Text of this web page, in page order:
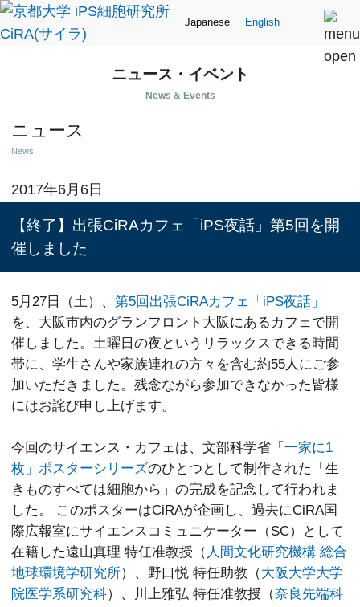
Japanese English
ニュース・イベント
News & Events
ニュース
News
2017年6月6日
【終了】出張CiRAカフェ「iPS夜話」第5回を開
催しました
5月27日（土）、第5回出張CiRAカフェ「iPS夜話」
を、大阪市内のグランフロント大阪にあるカフェで開
催しました。土曜日の夜というリラックスできる時間
帯に、学生さんや家族連れの方々を含む約55人にご参
加いただきました。残念ながら参加できなかった皆様
にはお詫び申し上げます。
今回のサイエンス・カフェは、文部科学省「一家に1
枚」ポスターシリーズのひとつとして制作された「生
きものすべては細胞から」の完成を記念して行われま
した。 このポスターはCiRAが企画し、過去にCiRA国
際広報室にサイエンスコミュニケーター（SC）として
在籍した遠山真理 特任准教授（ 人間文化研究機構 総合
地球環境学研究所）、野口悦 特任助教（大阪大学大学
院医学系研究科）、川上雅弘 特任准教授（奈良先端科